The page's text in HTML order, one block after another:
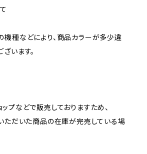
機種などにより、商品カラーが多少違
います。
プなどで販売しておりますため、
ただいた商品の在庫が完売している場